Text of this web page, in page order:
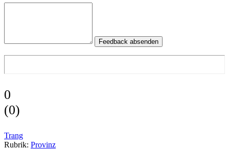
Feedback absenden
0
(0)
Trang
Rubrik: Provinz